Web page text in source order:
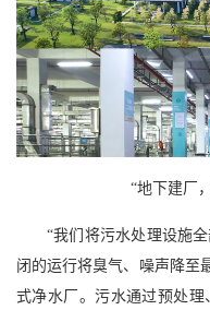
“地下建厂
“我们将污水处理设施
闭的运行将臭气、噪声降至
式净水厂。污水通过预处理